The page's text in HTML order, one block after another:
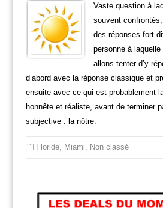
Vaste question à
souvent
des réponses fort
personne à
allons tenter d’y
d’abord avec la réponse classique et
ensuite avec ce qui est probablement
honnête et réaliste, avant de terminer
subjective : la nôtre.
Floride, Miami Non classé